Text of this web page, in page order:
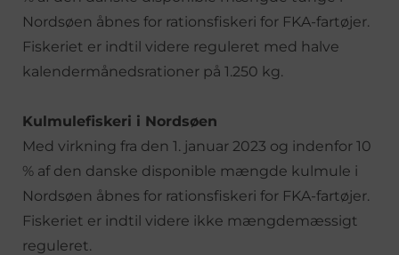
Nordsøen åbnes for rationsfiskeri for FKA-fartøjer.
Fiskeriet er indtil videre reguleret med halve
kalendermånedsrationer på 1.250 kg.
Kulmulefiskeri i Nordsøen
Med virkning fra den 1. januar 2023 og indenfor 10
% af den danske disponible mængde kulmule i
Nordsøen åbnes for rationsfiskeri for FKA-fartøjer.
Fiskeriet er indtil videre ikke mængdemæssigt
reguleret.